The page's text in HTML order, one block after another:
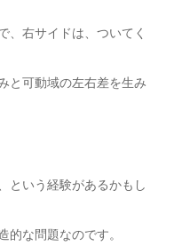
、右サイドは、ついてく
と可動域の左右差を生み
という経験があるかもし
的な問題なのです。